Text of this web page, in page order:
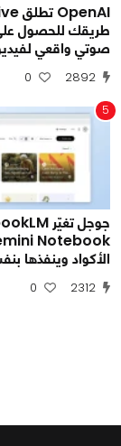
طريقك للحصول
صوتي واقعي
2892
0
5
الأكواد وينفذها
2312
0